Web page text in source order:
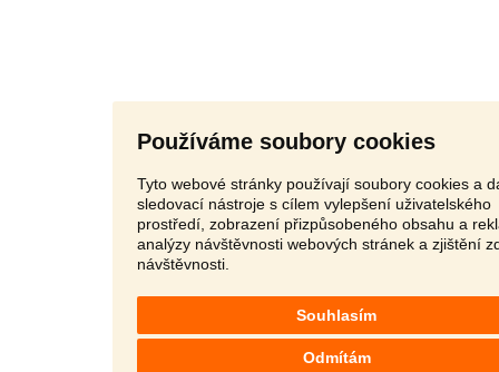
Používáme soubory cookies
Tyto webové stránky používají soubory cookies a
sledovací nástroje s cílem vylepšení uživatelského
prostředí, zobrazení přizpůsobeného obsahu a
analýzy návštěvnosti webových stránek a zjištění
návštěvnosti.
Souhlasím
Odmítám